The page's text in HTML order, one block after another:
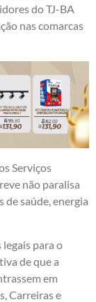
do TJ-BA
nas comarcas
Serviços
não paralisa
de saúde, energia
para o
de que a
em
Carreiras e